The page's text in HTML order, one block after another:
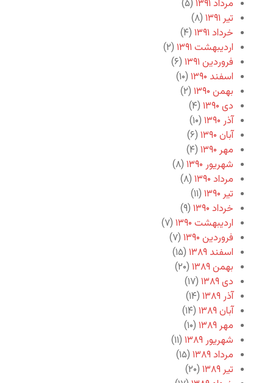
مرداد ۱۳۹۱
(۵)
تیر ۱۳۹۱
(۸)
خرداد ۱۳۹۱
(۴)
اردیبهشت ۱۳۹۱
(۲)
فروردین ۱۳۹۱
(۶)
اسفند ۱۳۹۰
(۱۰)
بهمن ۱۳۹۰
(۲)
دی ۱۳۹۰
(۴)
آذر ۱۳۹۰
(۱۰)
آبان ۱۳۹۰
(۶)
مهر ۱۳۹۰
(۴)
شهریور ۱۳۹۰
(۸)
مرداد ۱۳۹۰
(۸)
تیر ۱۳۹۰
(۱۱)
خرداد ۱۳۹۰
(۹)
اردیبهشت ۱۳۹۰
(۷)
فروردین ۱۳۹۰
(۷)
اسفند ۱۳۸۹
(۱۵)
بهمن ۱۳۸۹
(۲۰)
دی ۱۳۸۹
(۱۷)
آذر ۱۳۸۹
(۱۴)
آبان ۱۳۸۹
(۱۴)
مهر ۱۳۸۹
(۱۰)
شهریور ۱۳۸۹
(۱۱)
مرداد ۱۳۸۹
(۱۵)
تیر ۱۳۸۹
(۲۰)